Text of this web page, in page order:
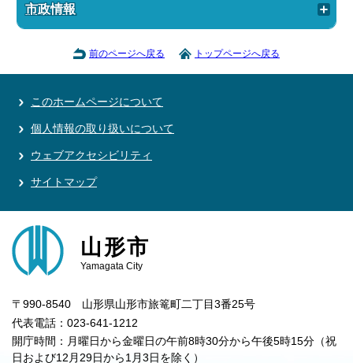
市政情報
前のページへ戻る トップページへ戻る
このホームページについて
個人情報の取り扱いについて
ウェブアクセシビリティ
サイトマップ
山形市
Yamagata City
〒990-8540 山形県山形市旅篭町二丁目3番25号
代表電話：023-641-1212
開庁時間：月曜日から金曜日の午前8時30分から午後5時15分（祝
日および12月29日から1月3日を除く）